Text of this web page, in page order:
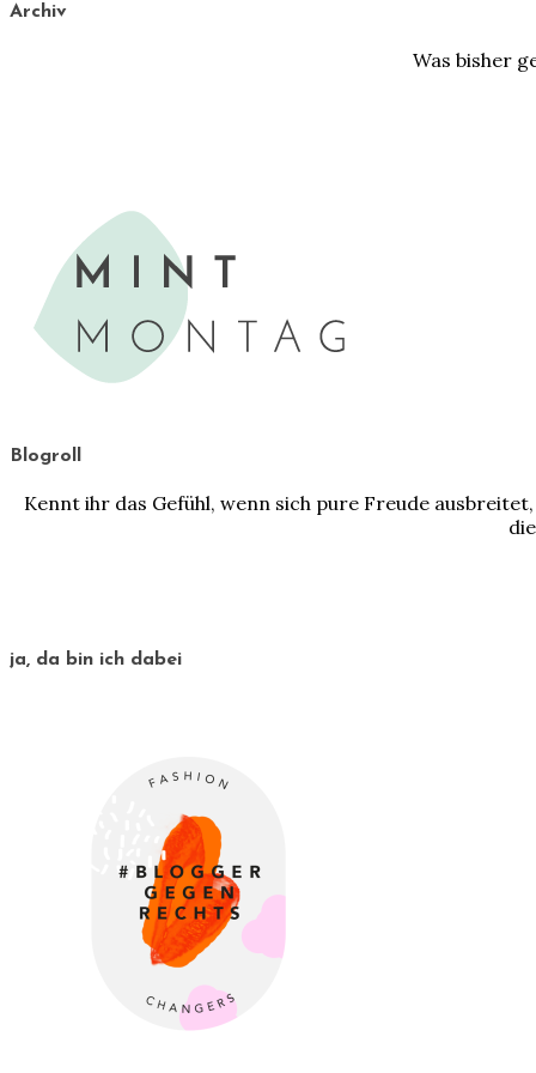
Archiv
Was bisher
Blogroll
Kennt ihr das Gefühl, wenn sich pure Freude
ja, da bin ich dabei